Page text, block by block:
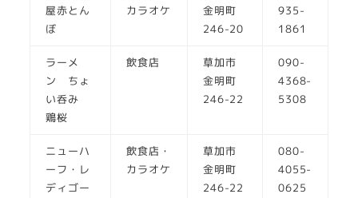
屋赤とん
ぼ
カラオケ
金明町
246-20
935-
1861
ラーメ
ン ちょ
い呑み
鶏桜
飲食店
草加市
金明町
246-22
090-
4368-
5308
ニューハ
ーフ・レ
ディゴー
飲食店・
カラオケ
草加市
金明町
246-22
080-
4055-
0625